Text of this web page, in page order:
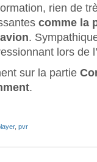
rien de
comme la
.
lors de
sur la partie
.
, pvr